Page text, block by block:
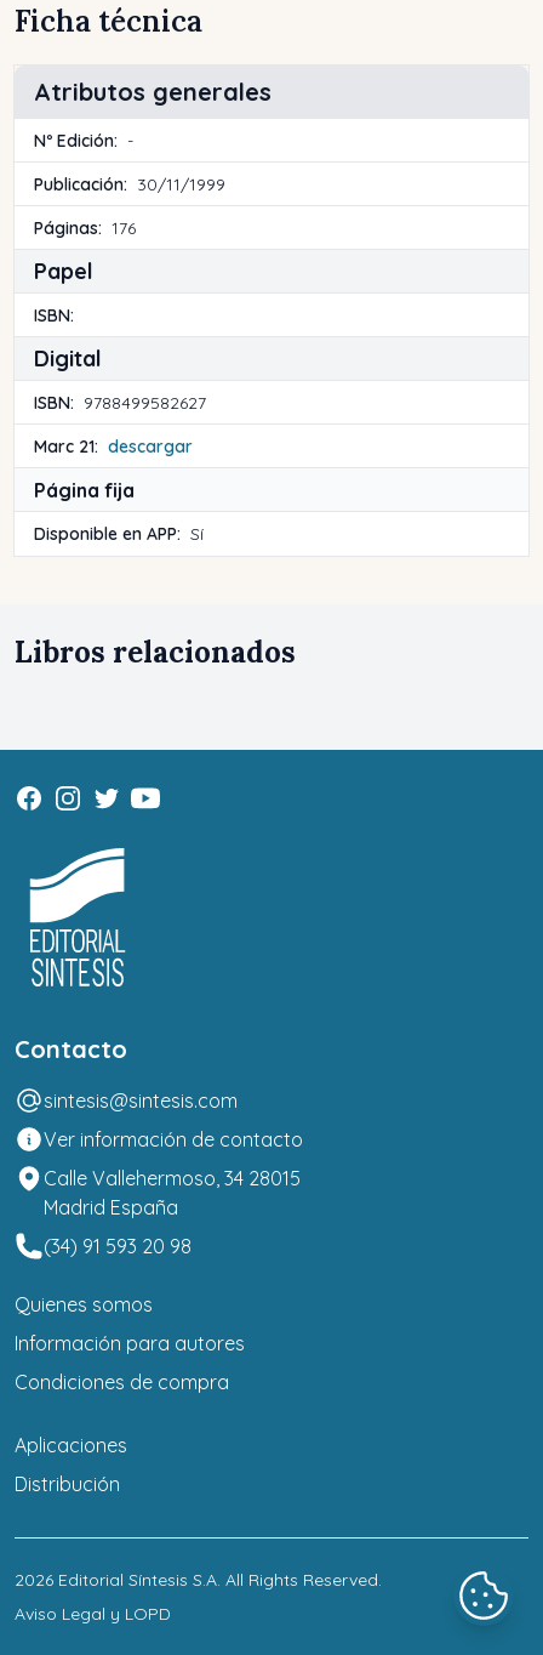
Ficha técnica
Atributos generales
Nº Edición: -
Publicación: 30/11/1999
Páginas: 176
Papel
ISBN:
Digital
ISBN: 9788499582627
Marc 21: descargar
Página fija
Disponible en APP: Sí
Libros relacionados
Contacto
sintesis@sintesis.com
Ver información de contacto
Calle Vallehermoso, 34 28015
Madrid España
(34) 91 593 20 98
Quienes somos
Información para autores
Condiciones de compra
Aplicaciones
Distribución
2026 Editorial Síntesis S.A. All Rights Reserved.
Aviso Legal y LOPD